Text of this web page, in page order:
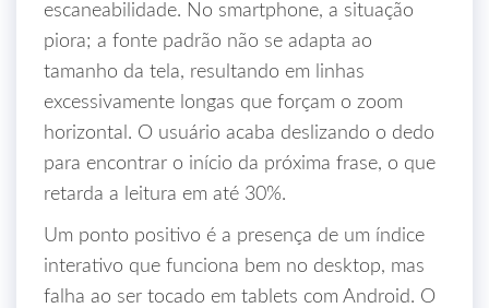
escaneabilidade. No smartphone, a situação
piora; a fonte padrão não se adapta ao
tamanho da tela, resultando em linhas
excessivamente longas que forçam o zoom
horizontal. O usuário acaba deslizando o dedo
para encontrar o início da próxima frase, o que
retarda a leitura em até 30%.
Um ponto positivo é a presença de um índice
interativo que funciona bem no desktop, mas
falha ao ser tocado em tablets com Android. O